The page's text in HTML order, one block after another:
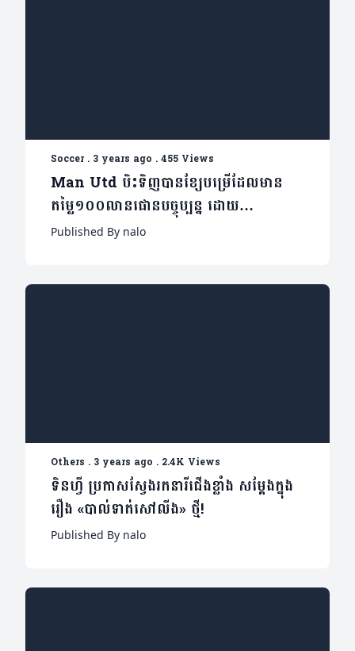
Soccer. 3 years ago .455 Views
Man Utd បិះទិញបានខ្សែបម្រើដែលមាន
តម្លៃ១០០លានផោនបច្ចុប្បន្ន ដោយ
ត្រឹមតែ៤លានផោនប៉ុណ្ណោះកាលពី២ឆ្នាំមុន
Published By nalo
Others . 3 years ago . 2.4K Views
ទិនហ្វី ប្រកាសស្វែងរកនារីជើងខ្លាំង សម្ដែងក្នុង
រឿង «បាល់ទាត់សៅលីង» ថ្មី!
Published By nalo